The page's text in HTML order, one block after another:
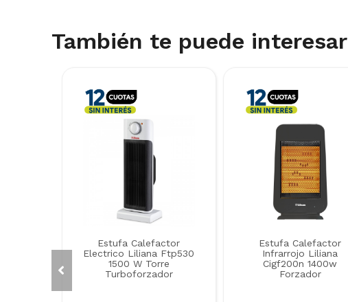
También te puede interesar
Estufa Calefactor
Electrico Liliana Ftp530
1500 W Torre
Turboforzador
Estufa Calefactor
Infrarrojo Liliana
Cigf200n 1400w
Forzador